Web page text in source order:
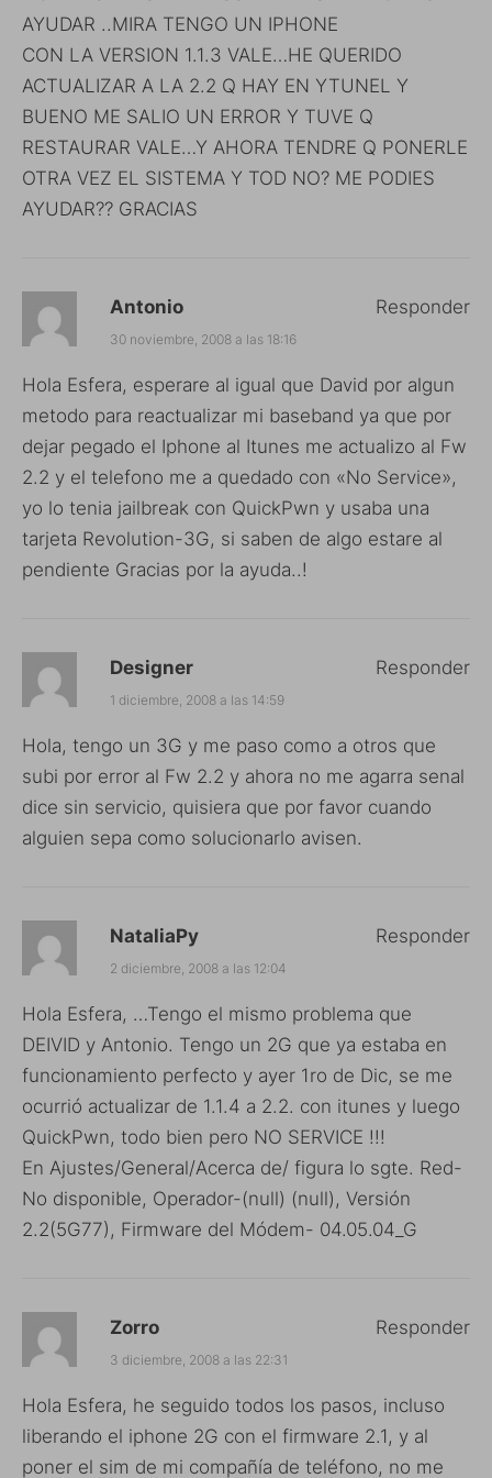
AYUDAR ..MIRA TENGO UN IPHONE
CON LA VERSION 1.1.3 VALE…HE QUERIDO
ACTUALIZAR A LA 2.2 Q HAY EN YTUNEL Y
BUENO ME SALIO UN ERROR Y TUVE Q
RESTAURAR VALE…Y AHORA TENDRE Q PONERLE
OTRA VEZ EL SISTEMA Y TOD NO? ME PODIES
AYUDAR?? GRACIAS
Antonio
30 noviembre, 2008 a las 18:16
Hola Esfera, esperare al igual que David por algun
metodo para reactualizar mi baseband ya que por
dejar pegado el Iphone al Itunes me actualizo al Fw
2.2 y el telefono me a quedado con «No Service»,
yo lo tenia jailbreak con QuickPwn y usaba una
tarjeta Revolution-3G, si saben de algo estare al
pendiente Gracias por la ayuda..!
Responder
Designer
1 diciembre, 2008 a las 14:59
Hola, tengo un 3G y me paso como a otros que
subi por error al Fw 2.2 y ahora no me agarra senal
dice sin servicio, quisiera que por favor cuando
alguien sepa como solucionarlo avisen.
Responder
NataliaPy
2 diciembre, 2008 a las 12:04
Hola Esfera, …Tengo el mismo problema que
DEIVID y Antonio. Tengo un 2G que ya estaba en
funcionamiento perfecto y ayer 1ro de Dic, se me
ocurrió actualizar de 1.1.4 a 2.2. con itunes y luego
QuickPwn, todo bien pero NO SERVICE !!!
En Ajustes/General/Acerca de/ figura lo sgte. Red-
No disponible, Operador-(null) (null), Versión
2.2(5G77), Firmware del Módem- 04.05.04_G
Responder
Zorro
3 diciembre, 2008 a las 22:31
Hola Esfera, he seguido todos los pasos, incluso
liberando el iphone 2G con el firmware 2.1, y al
poner el sim de mi compañía de teléfono, no me
Responder